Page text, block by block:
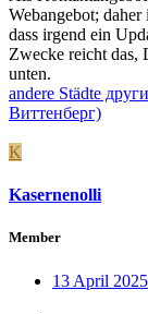
Webangebot; daher
dass irgend ein
Zwecke reicht das,
unten.
andere Städte
Виттенберг)
K
Kasernenolli
Member
13 April 2025